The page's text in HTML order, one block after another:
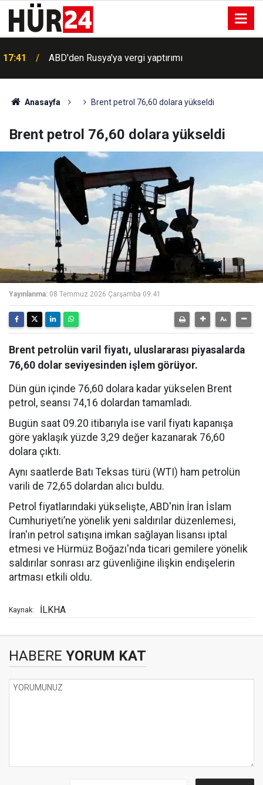
17:41 ABD'den Rusya'ya vergi yaptırımı
Anasayfa Brent petrol 76,60 dolara yükseldi
Brent petrol 76,60 dolara yükseldi
Yayınlanma: 08 Temmuz 2026 Çarşamba 09:41
Brent petrolün varil fiyatı, uluslararası piyasalarda
76,60 dolar seviyesinden işlem görüyor.
Dün gün içinde 76,60 dolara kadar yükselen Brent
petrol, seansı 74,16 dolardan tamamladı.
Bugün saat 09.20 itibarıyla ise varil fiyatı kapanışa
göre yaklaşık yüzde 3,29 değer kazanarak 76,60
dolara çıktı.
Aynı saatlerde Batı Teksas türü (WTI) ham petrolün
varili de 72,65 dolardan alıcı buldu.
Petrol fiyatlarındaki yükselişte, ABD'nin İran İslam
Cumhuriyeti’ne yönelik yeni saldırılar düzenlemesi,
İran'ın petrol satışına imkan sağlayan lisansı iptal
etmesi ve Hürmüz Boğazı'nda ticari gemilere yönelik
saldırılar sonrası arz güvenliğine ilişkin endişelerin
artması etkili oldu.
Kaynak: İLKHA
HABERE YORUM KAT